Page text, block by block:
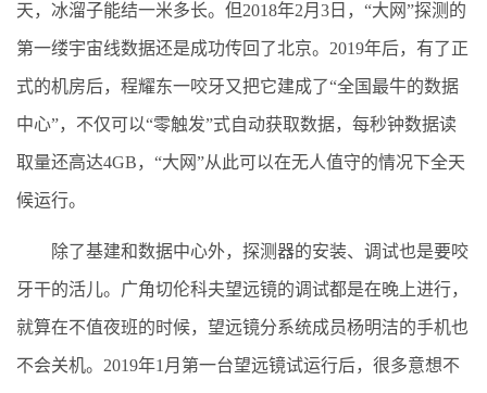
天，冰溜子能结一米多长。但2018年2月3日，“大网”探测的
第一缕宇宙线数据还是成功传回了北京。2019年后，有了正
式的机房后，程耀东一咬牙又把它建成了“全国最牛的数据
中心”，不仅可以“零触发”式自动获取数据，每秒钟数据读
取量还高达4GB，“大网”从此可以在无人值守的情况下全天
候运行。
除了基建和数据中心外，探测器的安装、调试也是要咬
牙干的活儿。广角切伦科夫望远镜的调试都是在晚上进行，
就算在不值夜班的时候，望远镜分系统成员杨明洁的手机也
不会关机。2019年1月第一台望远镜试运行后，很多意想不